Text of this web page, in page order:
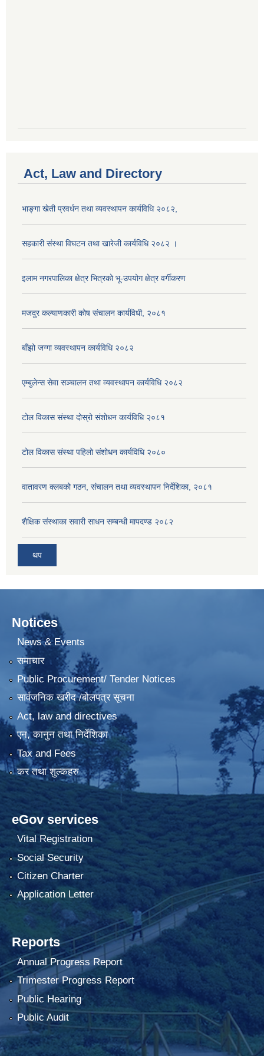
Act, Law and Directory
भाङ्गा खेती प्रवर्धन तथा व्यवस्थापन कार्यविधि २०८२,
सहकारी संस्था विघटन तथा खारेजी कार्यविधि २०८२ ।
इलाम नगरपालिका क्षेत्र भित्रको भू-उपयोग क्षेत्र वर्गीकरण
मजदुर कल्याणकारी कोष संचालन कार्यविधी, २०८१
बाँझो जग्गा व्यवस्थापन कार्यविधि २०८२
एम्बुलेन्स सेवा सञ्चालन तथा व्यवस्थापन कार्यविधि २०८२
टोल विकास संस्था दोस्रो संशोधन कार्यविधि २०८१
टोल विकास संस्था पहिलो संशोधन कार्यविधि २०८०
वातावरण क्लबको गठन, संचालन तथा व्यवस्थापन निर्देशिका, २०८१
शैक्षिक संस्थाका सवारी साधन सम्बन्धी मापदण्ड २०८२
थप
Notices
News & Events
समाचार
Public Procurement/ Tender Notices
सार्वजनिक खरीद /बोलपत्र सूचना
Act, law and directives
एन, कानुन तथा निर्देशिका
Tax and Fees
कर तथा शुल्कहरु
eGov services
Vital Registration
Social Security
Citizen Charter
Application Letter
Reports
Annual Progress Report
Trimester Progress Report
Public Hearing
Public Audit